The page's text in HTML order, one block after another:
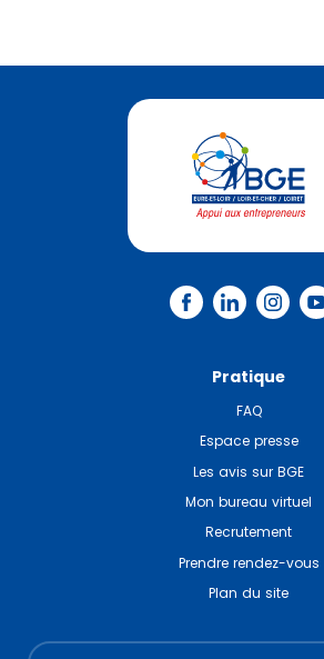
Pratique
FAQ
Espace presse
Les avis sur BGE
Mon bureau virtuel
Recrutement
Prendre rendez-vous
Plan du site